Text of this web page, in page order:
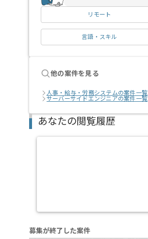
リモート
言語・スキル
他の案件を見る
人事・給与・労務システムの案件一覧
サーバーサイドエンジニアの案件一覧
あなたの閲覧履歴
募集が終了した案件